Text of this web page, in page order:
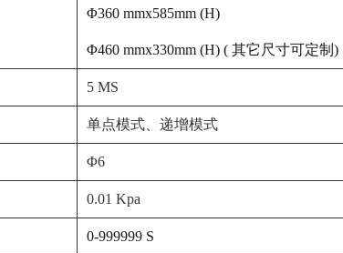
Φ360 mmx585mm (H)
Φ460 mmx330mm (H) ( 其它尺寸可定制)
5 MS
单点模式、递增模式
Φ6
0.01 Kpa
0-999999 S